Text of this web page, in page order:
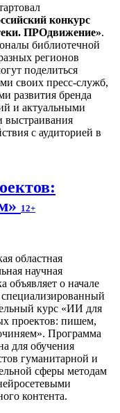
конкурс
ПРОдвижение».
библиотечной
регионов
поделиться
своих пресс-служб,
развития бренда
и актуальными
выстраивания
с аудиторией в
12+
областная
научная
объявляет о начале
курс «ИИ для
проектов: пишем,
Программа
для обучения
гуманитарной и
сферы методам
контента.